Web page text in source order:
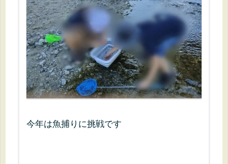
今年は魚捕りに挑戦です